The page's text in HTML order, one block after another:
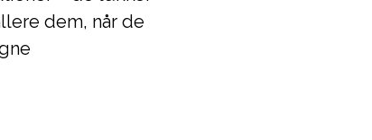
dem, når de